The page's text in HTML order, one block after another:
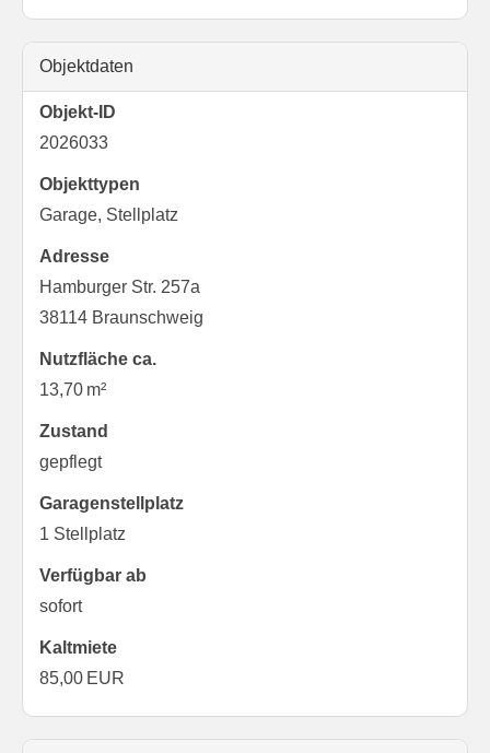
Objektdaten
Objekt-ID
2026033
Objekttypen
Garage, Stellplatz
Adresse
Hamburger Str. 257a
38114 Braunschweig
Nutzfläche ca.
13,70 m²
Zustand
gepflegt
Garagen­stellplatz
1 Stellplatz
Verfügbar ab
sofort
Kaltmiete
85,00 EUR